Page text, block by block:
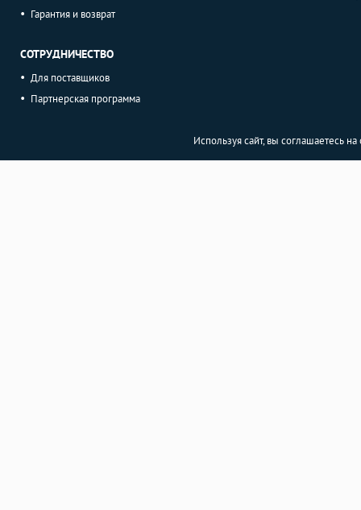
Гарантия и возврат
СОТРУДНИЧЕСТВО
Для поставщиков
Партнерская программа
Используя сайт, вы соглашаетесь